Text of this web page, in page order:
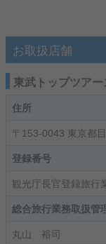
お取扱店舗
東武トップツア
住所
〒153-0043 東京都
登録番号
観光庁長官登録旅行
総合旅行業務取扱管
丸山 裕司